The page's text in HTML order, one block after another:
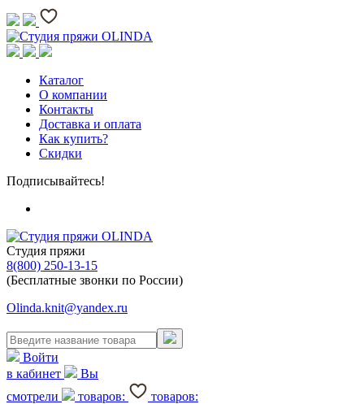
Каталог
О компании
Контакты
Доставка и оплата
Как купить?
Скидки
Подписывайтесь!
Студия пряжи
8(800) 250-13-15
(Бесплатные звонки по России)
Olinda.knit@yandex.ru
Войти
в кабинет
Вы
смотрели
товаров:
товаров: